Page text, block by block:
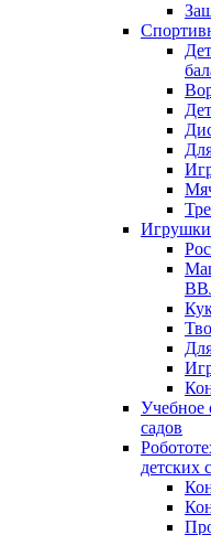
Игрушки
Учебное
садов
детских